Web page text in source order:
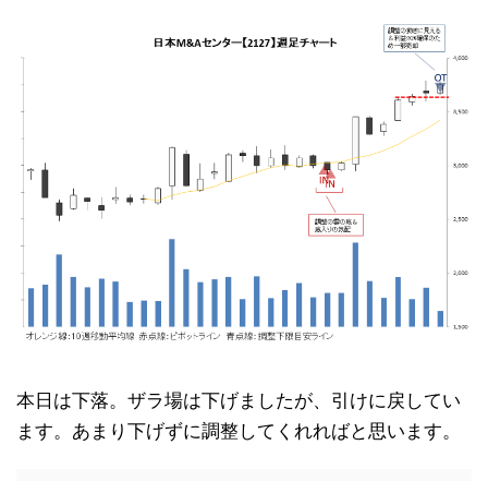
本日は下落。ザラ場は下げましたが、引けに戻してい
ます。あまり下げずに調整してくれればと思います。